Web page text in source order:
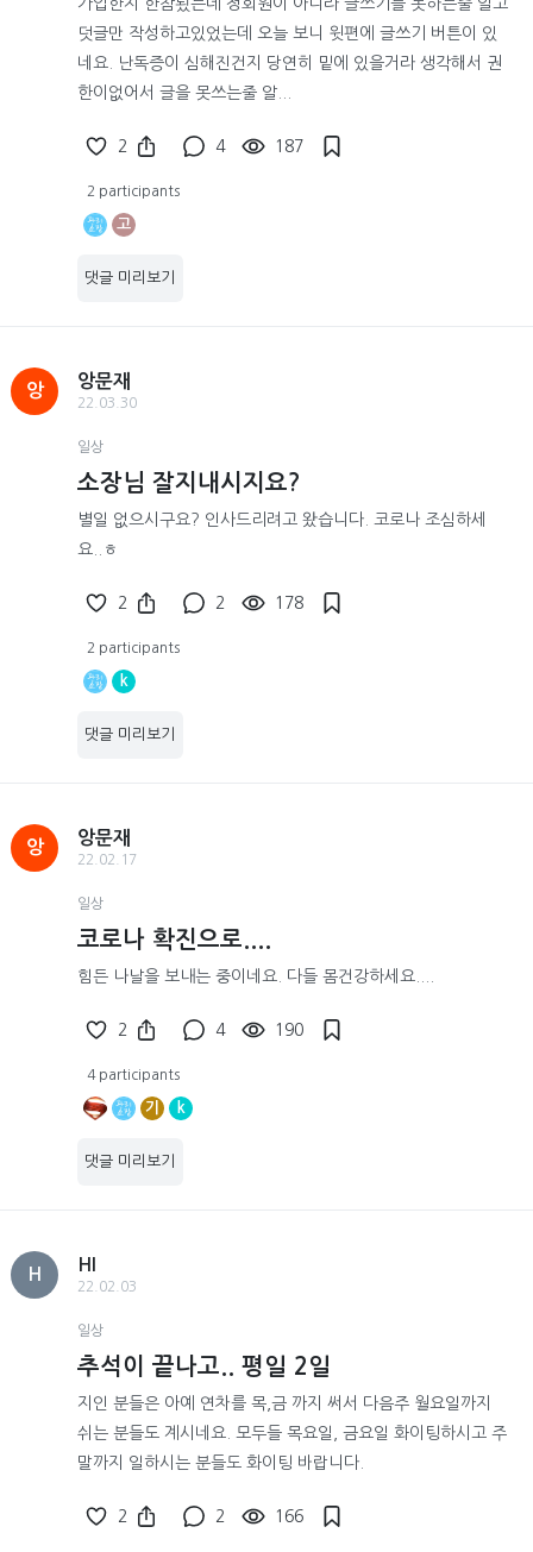
덧글만 작성하고있었는데 오늘 보니 윗편에 글쓰기 버튼이 있
네요. 난독증이 심해진건지 당연히 밑에 있을거라 생각해서 권
한이없어서 글을 못쓰는줄 알...
2 4 187
2 participants
고
댓글 미리보기
앙
앙문재
22.03.30
일상
소장님 잘지내시지요?
별일 없으시구요? 인사드리려고 왔습니다. 코로나 조심하세
요..ㅎ
2 2 178
2 participants
k
댓글 미리보기
앙
앙문재
22.02.17
일상
코로나 확진으로....
힘든 나날을 보내는 중이네요. 다들 몸건강하세요....
2 4 190
4 participants
기 k
댓글 미리보기
H
HI
22.02.03
일상
추석이 끝나고.. 평일 2일
지인 분들은 아예 연차를 목,금 까지 써서 다음주 월요일까지
쉬는 분들도 계시네요. 모두들 목요일, 금요일 화이팅하시고 주
말까지 일하시는 분들도 화이팅 바랍니다.
2 2 166